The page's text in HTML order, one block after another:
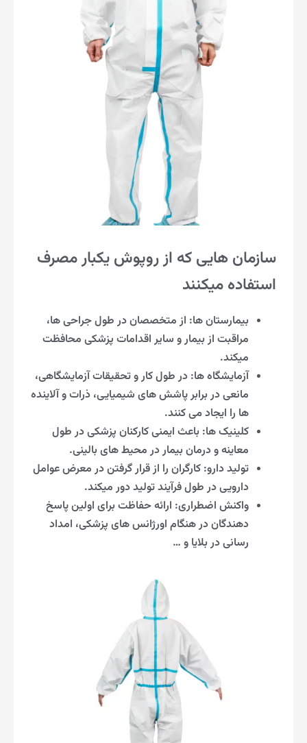
سازمان هایی که از روپوش یکبار مصرف
استفاده میکنند
بیمارستان ها: از متخصصان در طول جراحی ها،
مراقبت از بیمار و سایر اقدامات پزشکی محافظت
میکند.
آزمایشگاه ها: در طول کار و تحقیقات آزمایشگاهی،
مانعی در برابر پاشش های شیمیایی، ذرات و آلاینده
ها را ایجاد می کنند.
کلینیک ها: باعث ایمنی کارکنان پزشکی در طول
معاینه و درمان بیمار در محیط های بالینی.
تولید دارو: کارگران را از قرار گرفتن در معرض عوامل
دارویی در طول فرآیند تولید دور میکند.
واکنش اضطراری: ارائه حفاظت برای اولین پاسخ
دهندگان در هنگام اورژانس های پزشکی، امداد
رسانی در بلایا و …